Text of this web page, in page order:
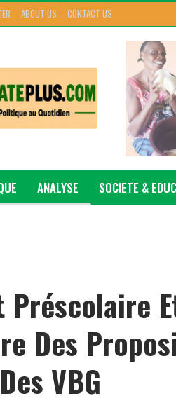
ABOUT US CONTACT US
ANALYSE SOCIETE &
Préscolaire
Des
VBG